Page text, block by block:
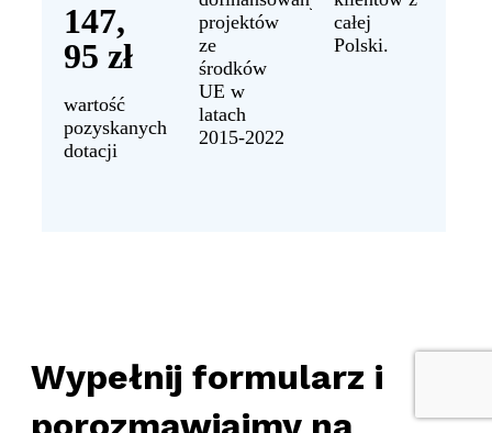
147,
95 zł
wartość
pozyskanych
dotacji
projektów
ze
środków
UE w
latach
2015-2022
całej
Polski.
Wypełnij formularz i